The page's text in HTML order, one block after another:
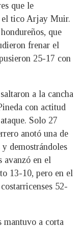
que le
el tico Arjay Muir.
que
frenar el
25-17 con
a la cancha
con actitud
Solo 27
anotó una de
demostrándoles
avanzó en el
13-10, pero en el
52-
mantuvo a corta